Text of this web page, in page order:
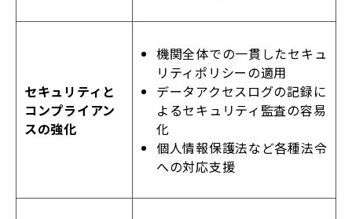
セキュリティと
コンプライアン
スの強化
機関全体での一貫したセキュ
リティポリシーの適用
データアクセスログの記録に
よるセキュリティ監査の容易
化
個人情報保護法など各種法令
への対応支援